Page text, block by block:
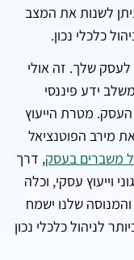
לשנות את המצב
כלכלי נכון.
לעסק שלך. זה אולי
ידע פיננסי
העסק. מטרת הייעוץ
מירב הפוטנציאל
משברים בעסק, דרך
וייעוץ עסקי, וכלה
שלנו ישמח
לניהול כלכלי נכון